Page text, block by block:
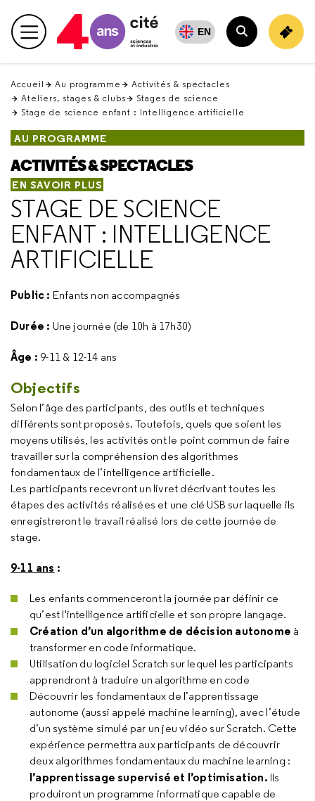
en
haut Menu principal EN
Rechercher
Accueil Au programme
Activités & spectacles
Ateliers, stages & clubs
Stages de science
Stage de science enfant : Intelligence artificielle
AU PROGRAMME
ACTIVITÉS & SPECTACLES
EN SAVOIR PLUS
STAGE DE SCIENCE
ENFANT : INTELLIGENCE
ARTIFICIELLE
Public : Enfants non accompagnés
Durée : Une journée (de 10h à 17h30)
Âge : 9-11 & 12-14 ans
Objectifs
Selon l’âge des participants, des outils et techniques
différents sont proposés. Toutefois, quels que soient les
moyens utilisés, les activités ont le point commun de faire
travailler sur la compréhension des algorithmes
fondamentaux de l’intelligence artificielle.
Les participants recevront un livret décrivant toutes les
étapes des activités réalisées et une clé USB sur laquelle ils
enregistreront le travail réalisé lors de cette journée de
stage.
9-11 ans :
Les enfants commenceront la journée par définir ce
qu’est l'intelligence artificielle et son propre langage.
Création d’un algorithme de décision autonome à
transformer en code informatique.
Utilisation du logiciel Scratch sur lequel les participants
apprendront à traduire un algorithme en code
Découvrir les fondamentaux de l’apprentissage
autonome (aussi appelé machine learning), avec l’étude
d’un système simulé par un jeu vidéo sur Scratch. Cette
expérience permettra aux participants de découvrir
deux algorithmes fondamentaux du machine learning :
l’apprentissage supervisé et l’optimisation. Ils
produiront un programme informatique capable de